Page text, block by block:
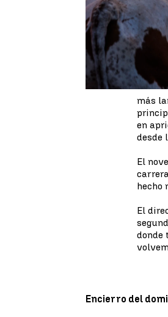
El octavo y
encierro de
Sebastián
se
más largos
festejos
más
en
desde
El
hecho
El
donde
Encierro del